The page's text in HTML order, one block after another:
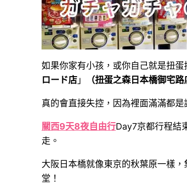
如果你家有小孩，或你自己就是扭
ロード店 」 （扭蛋之森日本橋御宅路
真的會直接失控，因為裡面滿滿都是
關西9天8夜自由行Day7京都行程結
走。
大阪日本橋就像東京的秋葉原一樣
堂！